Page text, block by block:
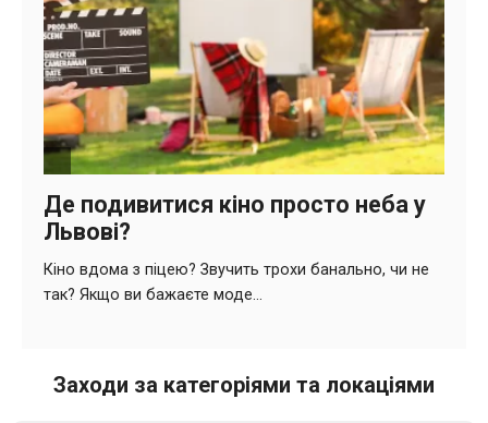
Заходи за категоріями та локаціями